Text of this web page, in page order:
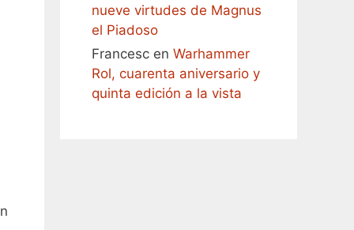
nueve virtudes de Magnus
el Piadoso
Francesc en Warhammer
Rol, cuarenta aniversario y
quinta edición a la vista